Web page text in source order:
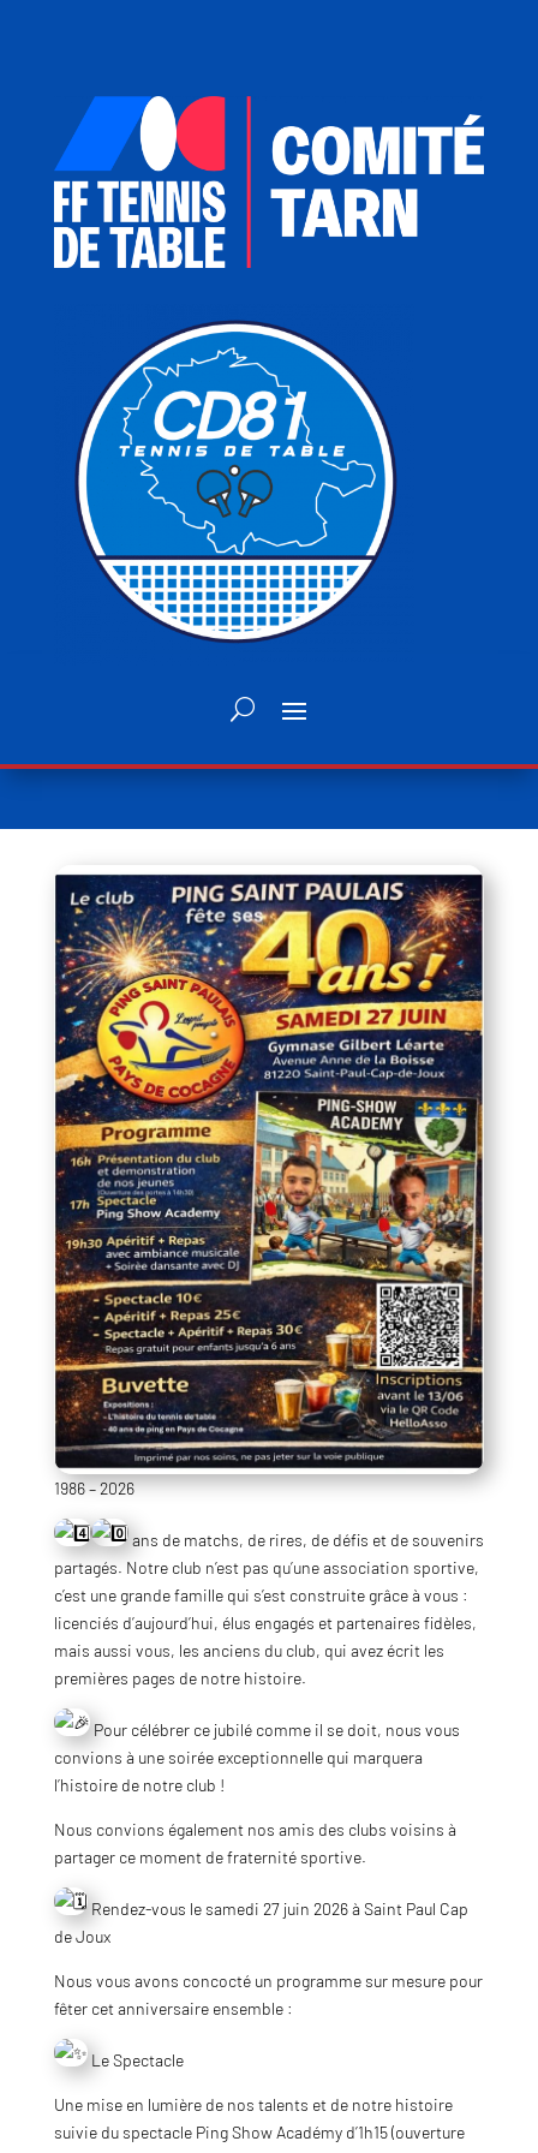
1986 – 2026
ans de matchs, de rires, de défis et de souvenirs
partagés. Notre club n’est pas qu’une association sportive,
c’est une grande famille qui s’est construite grâce à vous :
licenciés d’aujourd’hui, élus engagés et partenaires fidèles,
mais aussi vous, les anciens du club, qui avez écrit les
premières pages de notre histoire.
Pour célébrer ce jubilé comme il se doit, nous vous
convions à une soirée exceptionnelle qui marquera
l’histoire de notre club !
Nous convions également nos amis des clubs voisins à
partager ce moment de fraternité sportive.
Rendez-vous le samedi 27 juin 2026 à Saint Paul Cap
de Joux
Nous vous avons concocté un programme sur mesure pour
fêter cet anniversaire ensemble :
Le Spectacle
Une mise en lumière de nos talents et de notre histoire
suivie du spectacle Ping Show Académy d’1h15 (ouverture